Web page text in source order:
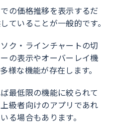
の価格推移を表示するだ
ていることが一般的です。
ク・ラインチャートの切
の表示やオーバーレイ機
様な機能が存在します。
最低限の機能に絞られて
級者向けのアプリであれ
る場合もあります。